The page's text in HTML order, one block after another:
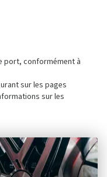
port, conformément à
sur les pages
sur les